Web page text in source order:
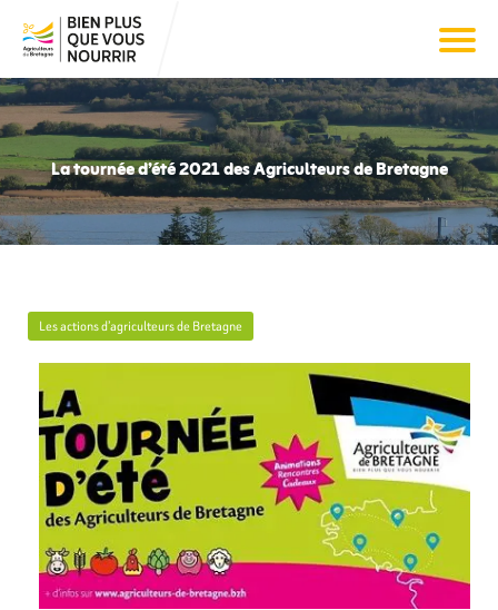
La tournée d’été 2021 des Agriculteurs de Bretagne
Les actions d’agriculteurs de Bretagne